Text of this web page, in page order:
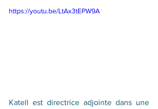
https://youtu.be/LtAx3tEPW9A
Katell est directrice adjointe dans une